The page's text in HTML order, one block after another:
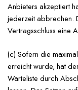
Anbieters akzeptiert
jederzeit abbrechen.
Vertragsschluss eine
(c) Sofern die
erreicht wurde, hat
Warteliste durch